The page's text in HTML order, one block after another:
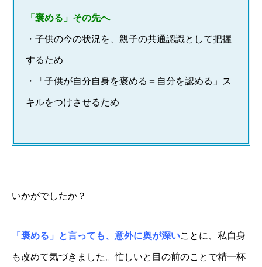
「褒める」その先へ
・ 子供の今の状況を、親子の共通認識として把握
するため
・「子供が自分自身を褒める＝自分を認める」ス
キルをつけさせるため
いかがでしたか？
「褒める」と言っても、意外に奥が深いことに、私自身
も改めて気づきました。忙しいと目の前のことで精一杯